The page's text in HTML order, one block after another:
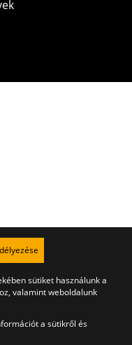
sütiket használunk a
valamint weboldalunk
a sütikről és